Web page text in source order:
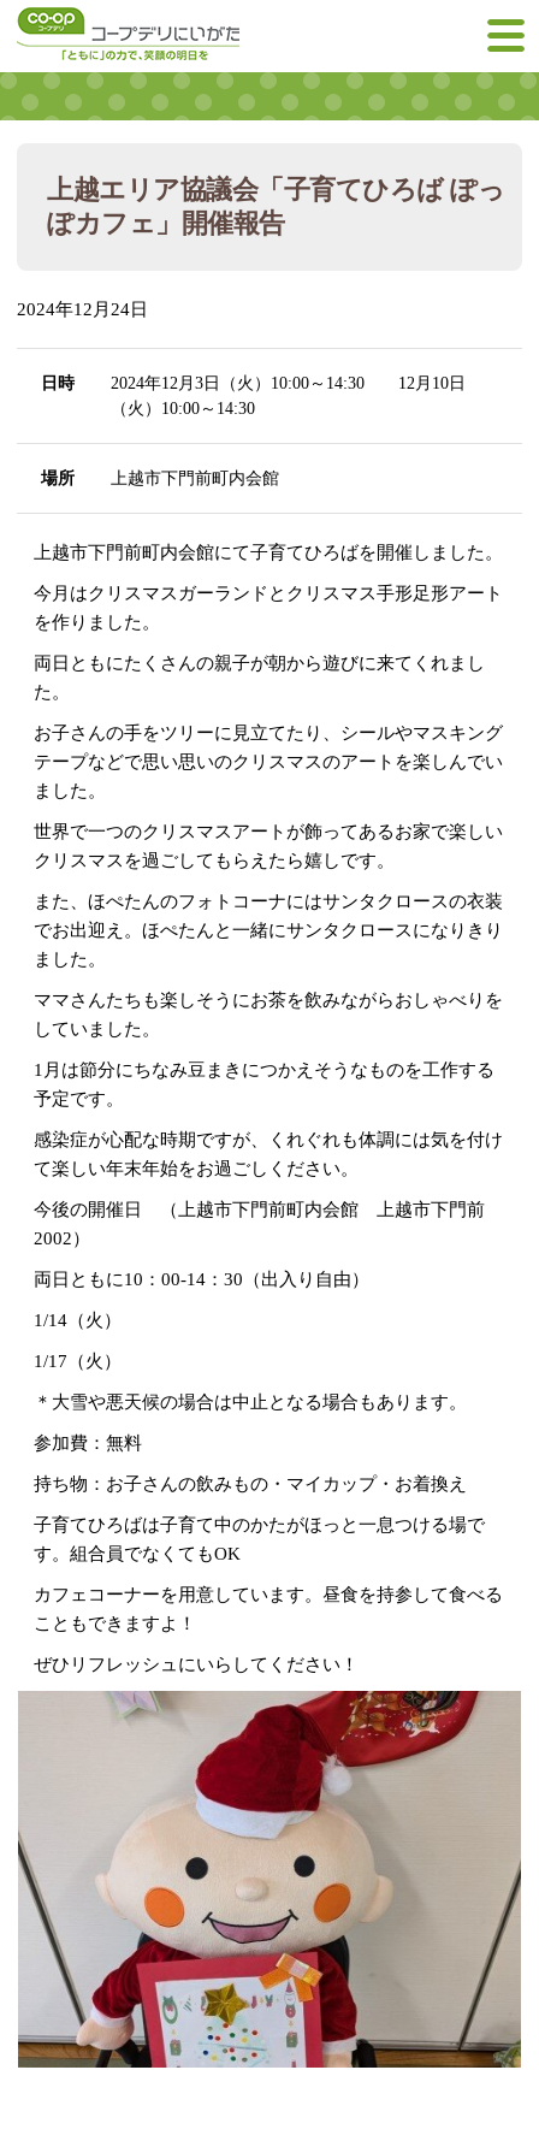
上越エリア協議会「子育てひろば ぽっ
ぽカフェ」開催報告
2024年12月24日
日時
2024年12月3日（火）10:00～14:30 12月10日
（火）10:00～14:30
場所 上越市下門前町内会館
上越市下門前町内会館にて子育てひろばを開催しました。
今月はクリスマスガーランドとクリスマス手形足形アート
を作りました。
両日ともにたくさんの親子が朝から遊びに来てくれまし
た。
お子さんの手をツリーに見立てたり、シールやマスキング
テープなどで思い思いのクリスマスのアートを楽しんでい
ました。
世界で一つのクリスマスアートが飾ってあるお家で楽しい
クリスマスを過ごしてもらえたら嬉しです。
また、ほぺたんのフォトコーナにはサンタクロースの衣装
でお出迎え。ほぺたんと一緒にサンタクロースになりきり
ました。
ママさんたちも楽しそうにお茶を飲みながらおしゃべりを
していました。
1月は節分にちなみ豆まきにつかえそうなものを工作する
予定です。
感染症が心配な時期ですが、くれぐれも体調には気を付け
て楽しい年末年始をお過ごしください。
今後の開催日 （上越市下門前町内会館 上越市下門前
2002）
両日ともに10：00-14：30（出入り自由）
1/14（火）
1/17（火）
＊大雪や悪天候の場合は中止となる場合もあります。
参加費：無料
持ち物：お子さんの飲みもの・マイカップ・お着換え
子育てひろばは子育て中のかたがほっと一息つける場で
す。組合員でなくてもOK
カフェコーナーを用意しています。昼食を持参して食べる
こともできますよ！
ぜひリフレッシュにいらしてください！